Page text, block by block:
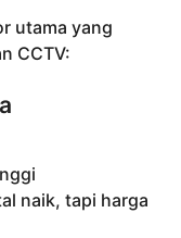
utama yang
CCTV:
naik, tapi harga